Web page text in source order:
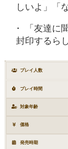
しいよ」「
「友達に
封印するら
プレイ人数
プレイ時間
対象年齢
価格
発売時期